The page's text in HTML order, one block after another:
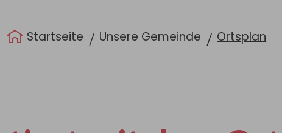
Startseite
Unsere Gemeinde Ortsplan